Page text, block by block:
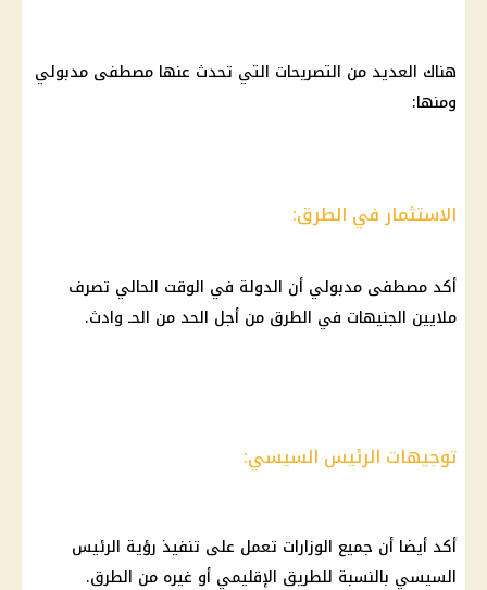
هناك العديد من التصريحات التي تحدث عنها مصطفى مدبولي
ومنها:
الاستثمار في الطرق:
أكد مصطفى مدبولي أن الدولة في الوقت الحالي تصرف
ملايين الجنيهات في الطرق من أجل الحد من الحـ وادث.
توجيهات الرئيس السيسي:
أكد أيضا أن جميع الوزارات تعمل على تنفيذ رؤية الرئيس
السيسي بالنسبة للطريق الإقليمي أو غيره من الطرق.